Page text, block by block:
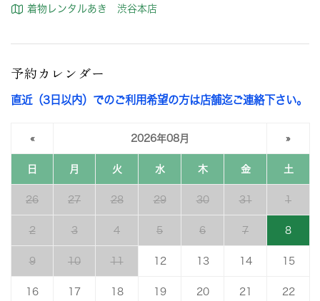
着物レンタルあき 渋谷本店
予約カレンダー
直近（3日以内）でのご利用希望の方は店舗迄ご連絡下さい。
« 2026年08月 »
日 月 火 水 木 金 土
26 27 28 29 30 31 1
2 3 4 5 6 7 8
9 10 11 12 13 14 15
16 17 18 19 20 21 22